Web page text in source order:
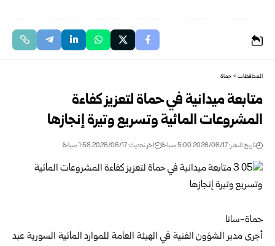
المحافظات>حماة
متابعة ميدانية في حماة لتعزيز كفاءة
المشروعات المائية ‏وتسريع وتيرة إنجازها
تاريخ النشر: 2026/06/17 5:00 صباحًا اخر تحديث: 2026/06/17 1:58 صباحًا
حماة-سانا‌‎
أجرى مدير الشؤون الفنية في الهيئة العامة للموارد ‏المائية السورية عبد